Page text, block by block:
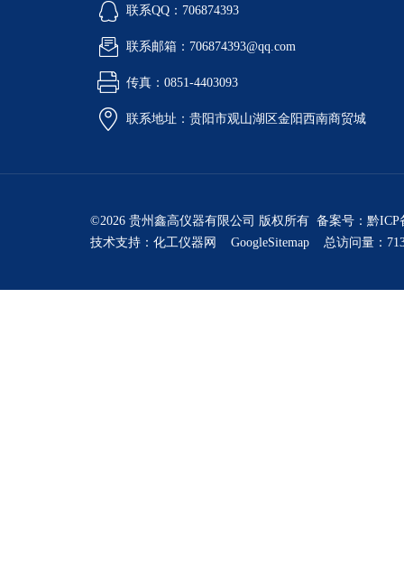
联系QQ：706874393
联系邮箱：706874393@qq.com
传真：0851-4403093
联系地址：贵阳市观山湖区金阳西南商贸城
©2026 贵州鑫高仪器有限公司 版权所有 备案号： 黔ICP
技术支持： 化工仪器网 GoogleSitemap 总访问量：